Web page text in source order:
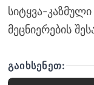
სიტყვა-
მეცნიერების
ᲒᲐᲘᲮᲡᲔᲜᲔᲗ: